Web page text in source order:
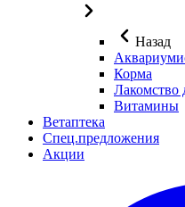
Назад
Корма
Лакомство
Витамины
Ветаптека
Спец.предложения
Акции